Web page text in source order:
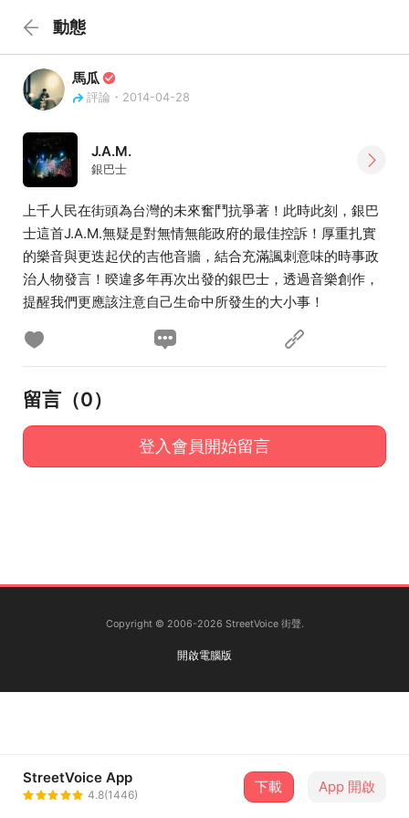
動態
馬瓜
評論・2014-04-28
J.A.M.
銀巴士
上千人民在街頭為台灣的未來奮鬥抗爭著！此時此刻，銀巴
士這首J.A.M.無疑是對無情無能政府的最佳控訴！厚重扎實
的樂音與更迭起伏的吉他音牆，結合充滿諷刺意味的時事政
治人物發言！暌違多年再次出發的銀巴士，透過音樂創作，
提醒我們更應該注意自己生命中所發生的大小事！
留言（0）
登入會員開始留言
Copyright © 2006-2026 StreetVoice 街聲.
開啟電腦版
StreetVoice App
4.8(1446) 下載 App 開啟